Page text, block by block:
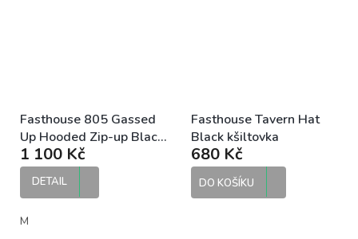
Fasthouse 805 Gassed
Up Hooded Zip-up Black
pánská mikina na zip
1 100 Kč
DETAIL
M
Fasthouse Tavern Hat
Black kšiltovka
680 Kč
DO KOŠÍKU